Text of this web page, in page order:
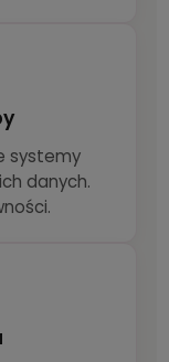
systemy
danych.